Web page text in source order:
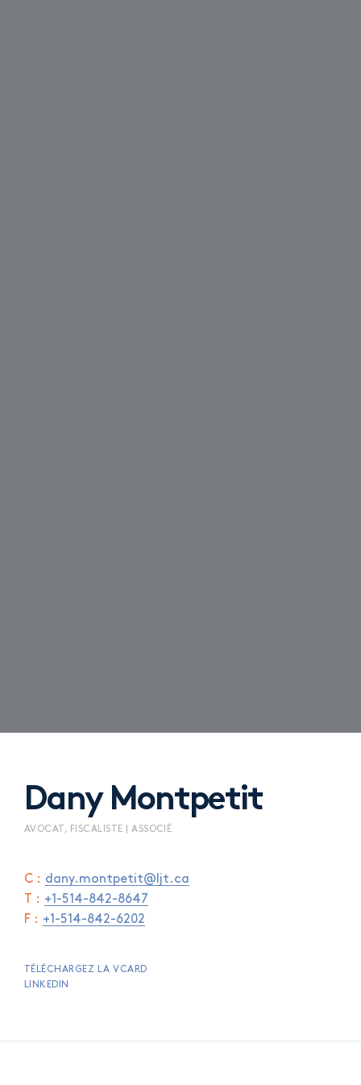
Dany Montpetit
AVOCAT, FISCALISTE | ASSOCIÉ
C : dany.montpetit@ljt.ca
T : +1-514-842-8647
F : +1-514-842-6202
TÉLÉCHARGEZ LA VCARD
LINKEDIN